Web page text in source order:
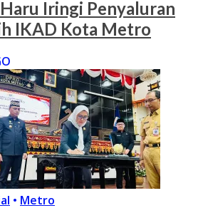
Iringi Penyaluran
IKAD Kota Metro
• Metro